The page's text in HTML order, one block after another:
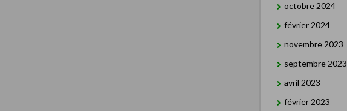
octobre 2024
février 2024
novembre 2023
septembre 2023
avril 2023
février 2023